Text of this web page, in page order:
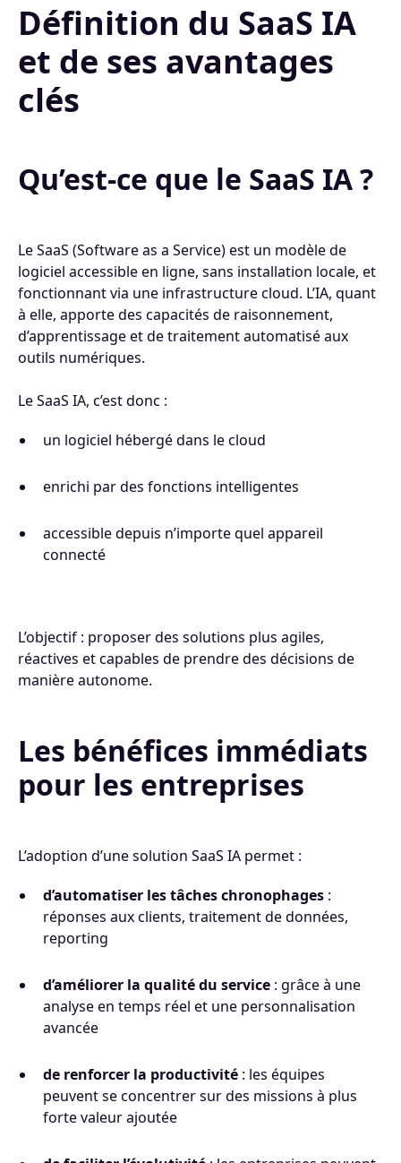
Définition du SaaS IA
et de ses avantages
clés
Qu’est-ce que le SaaS IA ?
Le SaaS (Software as a Service) est un modèle de
logiciel accessible en ligne, sans installation locale, et
fonctionnant via une infrastructure cloud. L’IA, quant
à elle, apporte des capacités de raisonnement,
d’apprentissage et de traitement automatisé aux
outils numériques.
Le SaaS IA, c’est donc :
un logiciel hébergé dans le cloud
enrichi par des fonctions intelligentes
accessible depuis n’importe quel appareil
connecté
L’objectif : proposer des solutions plus agiles,
réactives et capables de prendre des décisions de
manière autonome.
Les bénéfices immédiats
pour les entreprises
L’adoption d’une solution SaaS IA permet :
d’automatiser les tâches chronophages :
réponses aux clients, traitement de données,
reporting
d’améliorer la qualité du service : grâce à une
analyse en temps réel et une personnalisation
avancée
de renforcer la productivité : les équipes
peuvent se concentrer sur des missions à plus
forte valeur ajoutée